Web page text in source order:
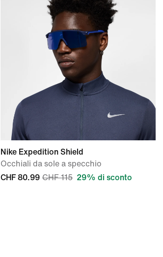
Nike Expedition Shield
Occhiali da sole a specchio
CHF 80.99 CHF 115 29% di sconto